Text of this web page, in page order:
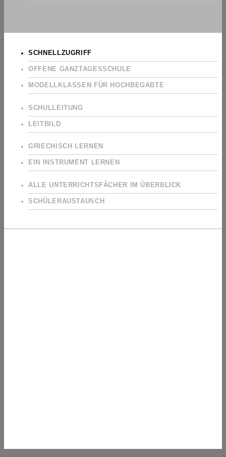
SCHNELLZUGRIFF
OFFENE GANZTAGESSCHULE
MODELLKLASSEN FÜR HOCHBEGABTE
SCHULLEITUNG
LEITBILD
GRIECHISCH LERNEN
EIN INSTRUMENT LERNEN
ALLE UNTERRICHTSFÄCHER IM ÜBERBLICK
SCHÜLERAUSTAUSCH